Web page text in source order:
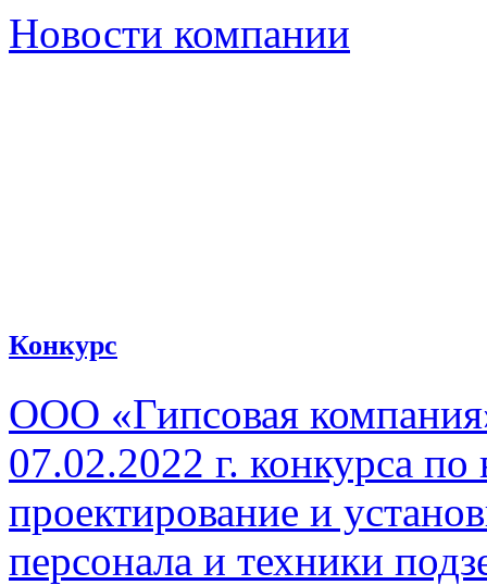
Новости компании
Конкурс
ООО «Гипсовая
07.02.2022 г. конкурса
проектирование и
персонала и техники